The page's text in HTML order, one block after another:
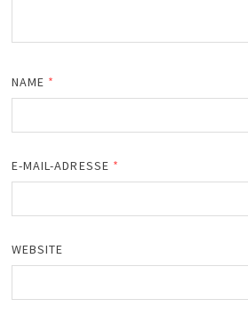
NAME *
E-MAIL-ADRESSE *
WEBSITE